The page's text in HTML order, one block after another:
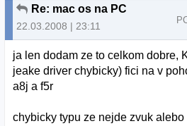
Re: mac os na PC
22.03.2008 | 23:11
ja len dodam ze to celkom dobre,
jeake driver chybicky) fici na v
a8j a f5r
chybicky typu ze nejde zvuk